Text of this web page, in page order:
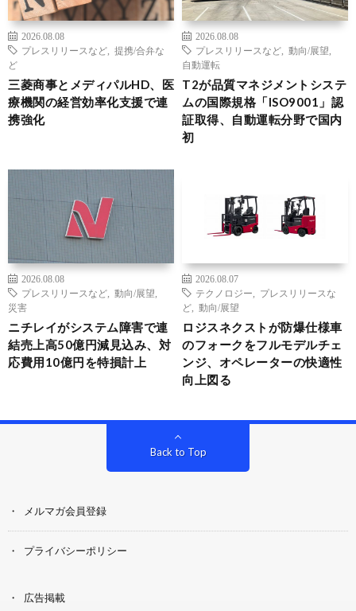
2026.08.08
プレスリリースなど
提携/合弁な
ど
三菱商事とメディパルHD、医
療機関の経営効率化支援で連
携強化
2026.08.08
プレスリリースなど
動向/展望
自動運転
T2が品質マネジメントシステ
ムの国際規格「ISO9001」認
証取得、自動運転分野で国内
初
2026.08.08
プレスリリースなど
動向/展望
災害
ニチレイがシステム障害で連
結売上高50億円減見込み、対
応費用10億円を特損計上
2026.08.07
テクノロジー
プレスリリースな
ど
動向/展望
ロジスネクストが防爆仕様車
のフォークをフルモデルチェ
ンジ、オペレーターの快適性
向上図る
Back to Top
メルマガ会員登録
プライバシーポリシー
広告掲載